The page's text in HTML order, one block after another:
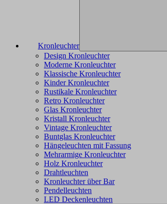
Kronleuchter
Design Kronleuchter
Moderne Kronleuchter
Klassische Kronleuchter
Kinder Kronleuchter
Rustikale Kronleuchter
Retro Kronleuchter
Glas Kronleuchter
Kristall Kronleuchter
Vintage Kronleuchter
Buntglas Kronleuchter
Hängeleuchten mit Fassung
Mehrarmige Kronleuchter
Holz Kronleuchter
Drahtleuchten
Kronleuchter über Bar
Pendelleuchten
LED Deckenleuchten